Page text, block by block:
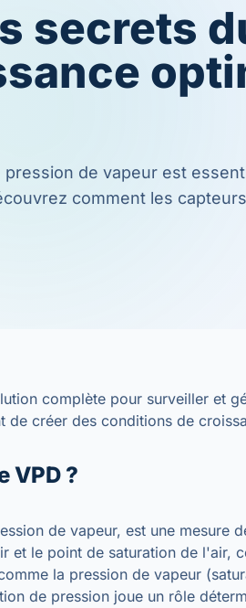
secrets
de vapeur est
comment les
complète pour surveiller et
de créer des conditions de
VPD ?
de vapeur, est une mesure
et le point de saturation de l'air,
la pression de vapeur
de pression joue un rôle